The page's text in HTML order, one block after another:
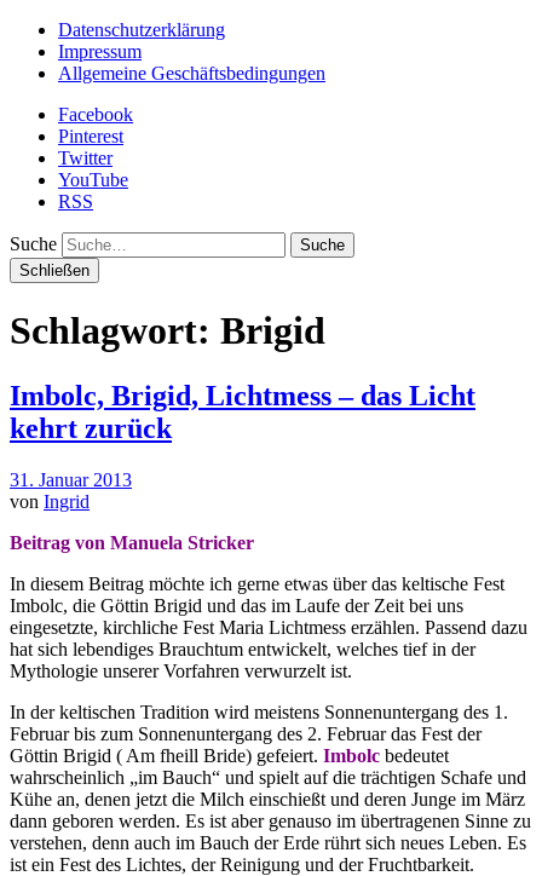
Datenschutzerklärung
Impressum
Allgemeine Geschäftsbedingungen
Facebook
Pinterest
Twitter
YouTube
RSS
Suche
Schließen
Schlagwort: Brigid
Imbolc, Brigid, Lichtmess – das Licht
kehrt zurück
31. Januar 2013
von Ingrid
Beitrag von Manuela Stricker
In diesem Beitrag möchte ich gerne etwas über das keltische Fest
Imbolc, die Göttin Brigid und das im Laufe der Zeit bei uns
eingesetzte, kirchliche Fest Maria Lichtmess erzählen. Passend dazu
hat sich lebendiges Brauchtum entwickelt, welches tief in der
Mythologie unserer Vorfahren verwurzelt ist.
In der keltischen Tradition wird meistens Sonnenuntergang des 1.
Februar bis zum Sonnenuntergang des 2. Februar das Fest der
Göttin Brigid ( Am fheill Bride) gefeiert. Imbolc bedeutet
wahrscheinlich „im Bauch“ und spielt auf die trächtigen Schafe und
Kühe an, denen jetzt die Milch einschießt und deren Junge im März
dann geboren werden. Es ist aber genauso im übertragenen Sinne zu
verstehen, denn auch im Bauch der Erde rührt sich neues Leben. Es
ist ein Fest des Lichtes, der Reinigung und der Fruchtbarkeit.